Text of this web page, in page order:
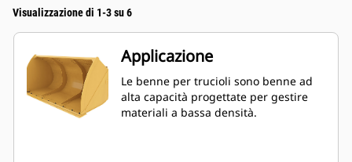
Visualizzazione di 1-3 su 6
Applicazione
Le benne per trucioli sono benne ad
alta capacità progettate per gestire
materiali a bassa densità.